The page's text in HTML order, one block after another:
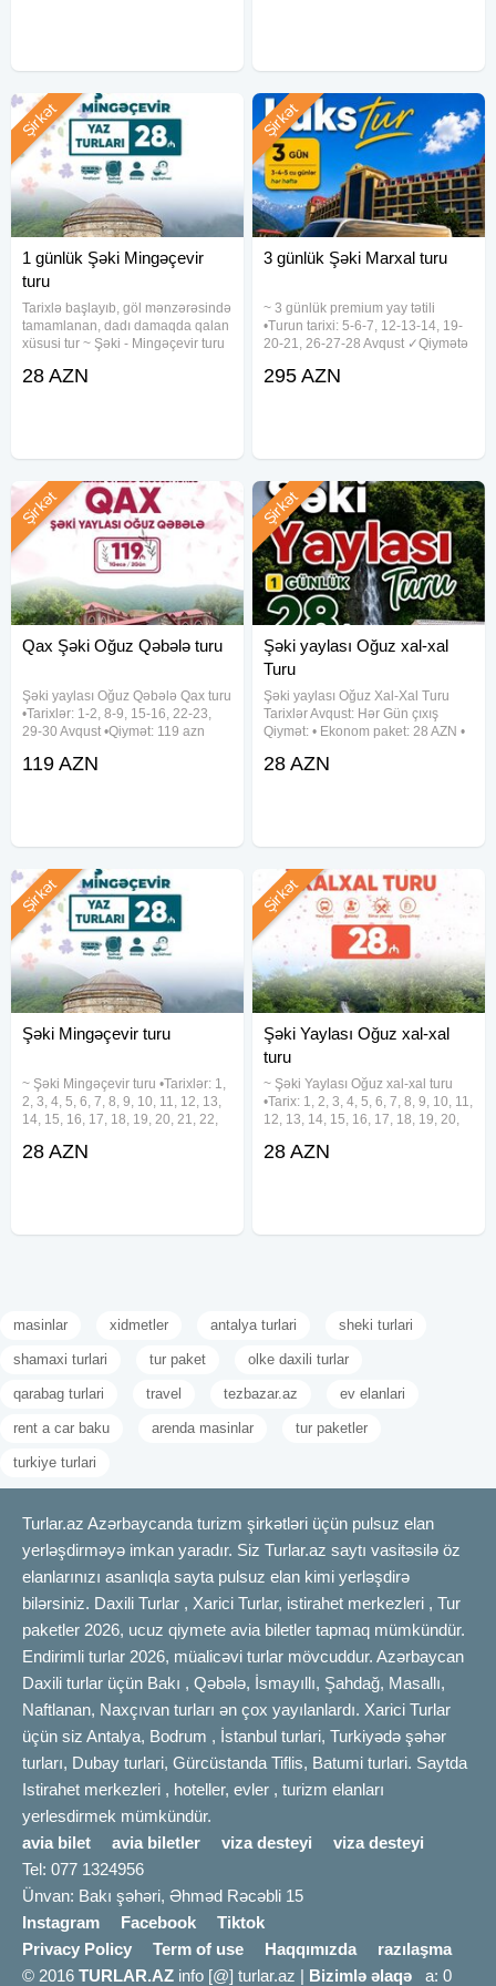
1 günlük Şəki Mingəçevir
turu
Tarixlə başlayıb, göl mənzərəsində
tamamlanan, dadı damaqda qalan
xüsusi tur ~ Şəki - Mingəçevir turu
29, 30 Avqust •Qiymətlər: •Ekonom
Şirkət
28 AZN
3 günlük Şəki Marxal turu
~ 3 günlük premium yay tətili
•Turun tarixi: 5-6-7, 12-13-14, 19-
20-21, 26-27-28 Avqust ✓Qiymətə
Spa-da gecələmə - 3 dəfə səhər
Şirkət
295 AZN
Qax Şəki Oğuz Qəbələ turu
Şəki yaylası Oğuz Qəbələ Qax turu
•Tarixlər: 1-2, 8-9, 15-16, 22-23,
29-30 Avqust •Qiymət: 119 azn
nəqliyyat - Səmimi və təcrübəli tur
Şirkət
119 AZN
Şəki yaylası Oğuz xal-xal
Turu
Şəki yaylası Oğuz Xal-Xal Turu
Tarixlər Avqust: Hər Gün çıxış
Qiymət: • Ekonom paket: 28 AZN •
yeməyi daxil) Qiymətə daxildir: •
Şirkət
28 AZN
Şəki Mingəçevir turu
~ Şəki Mingəçevir turu •Tarixlər: 1,
2, 3, 4, 5, 6, 7, 8, 9, 10, 11, 12, 13,
14, 15, 16, 17, 18, 19, 20, 21, 22,
Avqust •Qiymətlər: • Ekonom
Şirkət
28 AZN
Şəki Yaylası Oğuz xal-xal
turu
~ Şəki Yaylası Oğuz xal-xal turu
•Tarix: 1, 2, 3, 4, 5, 6, 7, 8, 9, 10, 11,
12, 13, 14, 15, 16, 17, 18, 19, 20,
30, 31 Avqust •Qiymət: - Ekonom
Şirkət
28 AZN
masinlar xidmetler antalya turlari sheki turlari
shamaxi turlari tur paket olke daxili turlar
qarabag turlari travel tezbazar.az ev elanlari
rent a car baku arenda masinlar tur paketler
turkiye turlari
Turlar.az Azərbaycanda turizm şirkətləri üçün pulsuz elan
yerləşdirməyə imkan yaradır. Siz Turlar.az saytı vasitəsilə öz
elanlarınızı asanlıqla sayta pulsuz elan kimi yerləşdirə
bilərsiniz. Daxili Turlar , Xarici Turlar, istirahet merkezleri , Tur
paketler 2026, ucuz qiymete avia biletler tapmaq mümkündür.
Endirimli turlar 2026, müalicəvi turlar mövcuddur. Azərbaycan
Daxili turlar üçün Bakı , Qəbələ, İsmayıllı, Şahdağ, Masallı,
Naftlanan, Naxçıvan turları ən çox yayılanlardı. Xarici Turlar
üçün siz Antalya, Bodrum , İstanbul turlari, Turkiyədə şəhər
turları, Dubay turlari, Gürcüstanda Tiflis, Batumi turlari. Saytda
Istirahet merkezleri , hoteller, evler , turizm elanları
yerlesdirmek mümkündür.
avia bilet
avia biletler viza desteyi
viza desteyi
Tel: 077 1324956
Ünvan: Bakı şəhəri, Əhməd Rəcəbli 15
Instagram
Facebook
Tiktok
Privacy Policy
Term of use Haqqımızda
razılaşma
© 2016 TURLAR.AZ info [@] turlar.az | Bizimlə əlaqə a: 0